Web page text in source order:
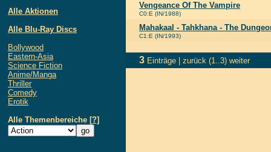
Alle Aktionen
Alle Blu-Ray Discs
Bollywood
Eastern-Asia
Science Fiction
Anime/Manga
Thriller
Comedy
Erotik
Alle Themenbereiche [?]
Vengeance Of The Vampire
C0:E (IN/1988)
Mahakaal - Tahkhana - The
C1:E (IN/1993)
3 Einträge | zurück (1..3) weiter